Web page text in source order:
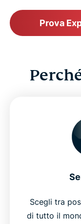
Prova
Scegli tra
di tutto il